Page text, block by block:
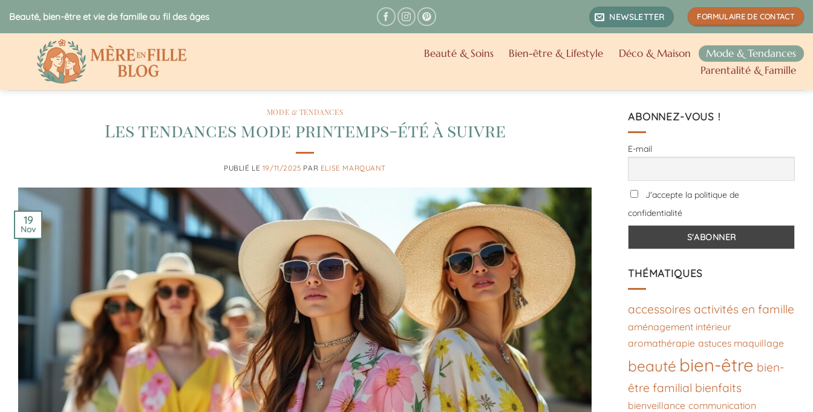
au
Beauté, bien-être et vie de famille au fil des âges NEWSLETTER FORMULAIRE DE CONTACT
Beauté & Soins Bien-être & Lifestyle Déco & Maison
Mode & Tendances
Parentalité & Famille
MODE & TENDANCES
Les tendances mode printemps-été à suivre
PUBLIÉ LE 19/11/2025 PAR ELISE MARQUANT
19
Nov
ABONNEZ-VOUS !
E-mail
J'accepte la politique de
confidentialité
THÉMATIQUES
accessoires activités en famille
aménagement intérieur
aromathérapie astuces maquillage
beauté bien-être bien-
être familial bienfaits
bienveillance communication